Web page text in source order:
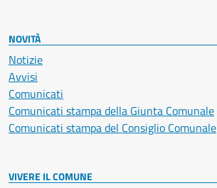
NOVITÀ
Notizie
Avvisi
Comunicati
Comunicati stampa della Giunta Comunale
Comunicati stampa del Consiglio Comunale
VIVERE IL COMUNE